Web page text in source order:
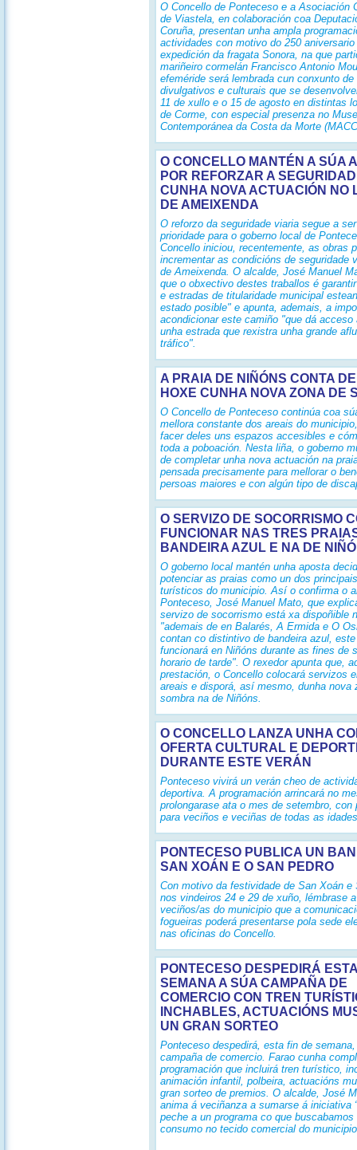
O Concello de Ponteceso e a Asociación
de Viastela, en colaboración coa
Coruña, presentan unha ampla
actividades con motivo do 250 aniversario
expedición da fragata Sonora, na que
mariñeiro cormelán Francisco Antonio
efeméride será lembrada cun conxunto
divulgativos e culturais que se
11 de xullo e o 15 de agosto en distintas
de Corme, con especial presenza no
Contemporánea da Costa da Morte
O CONCELLO MANTÉN A SÚA
POR REFORZAR A
CUNHA NOVA ACTUACIÓN NO
DE AMEIXENDA
O reforzo da seguridade viaria segue a
prioridade para o goberno local de
Concello iniciou, recentemente, as obras
incrementar as condicións de seguridade
de Ameixenda. O alcalde, José Manuel
que o obxectivo destes traballos é
e estradas de titularidade municipal
estado posible" e apunta, ademais, a
acondicionar este camiño "que dá acceso
unha estrada que rexistra unha grande
tráfico".
A PRAIA DE NIÑÓNS CONTA
HOXE CUNHA NOVA ZONA DE
O Concello de Ponteceso continúa coa
mellora constante dos areais do
facer deles uns espazos accesibles e
toda a poboación. Nesta liña, o goberno
de completar unha nova actuación na
pensada precisamente para mellorar o
persoas maiores e con algún tipo de
O SERVIZO DE SOCORRISMO
FUNCIONAR NAS TRES
BANDEIRA AZUL E NA DE
O goberno local mantén unha aposta
potenciar as praias como un dos
turísticos do municipio. Así o confirma o
Ponteceso, José Manuel Mato, que
servizo de socorrismo está xa dispoñible
"ademais de en Balarés, A Ermida e O
contan co distintivo de bandeira azul,
funcionará en Niñóns durante as fines de
horario de tarde". O rexedor apunta que,
prestación, o Concello colocará servizos
areais e disporá, así mesmo, dunha nova
sombra na de Niñóns.
O CONCELLO LANZA UNHA
OFERTA CULTURAL E
DURANTE ESTE VERÁN
Ponteceso vivirá un verán cheo de
deportiva. A programación arrincará no
prolongarase ata o mes de setembro, con
para veciños e veciñas de todas as
PONTECESO PUBLICA UN
SAN XOÁN E O SAN PEDRO
Con motivo da festividade de San Xoán e
nos vindeiros 24 e 29 de xuño, lémbrase
veciños/as do municipio que a
fogueiras poderá presentarse pola sede
nas oficinas do Concello.
PONTECESO DESPEDIRÁ
SEMANA A SÚA CAMPAÑA DE
COMERCIO CON TREN
INCHABLES, ACTUACIÓNS
UN GRAN SORTEO
Ponteceso despedirá, esta fin de
campaña de comercio. Farao cunha
programación que incluirá tren turístico,
animación infantil, polbeira, actuacións
gran sorteo de premios. O alcalde, José
anima á veciñanza a sumarse á iniciativa
peche a un programa co que
consumo no tecido comercial do